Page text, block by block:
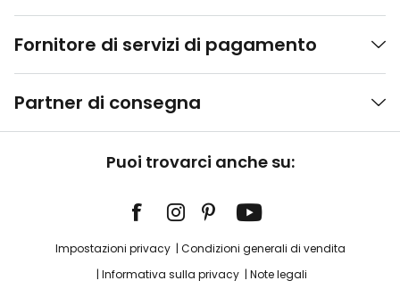
Fornitore di servizi di pagamento
Partner di consegna
Puoi trovarci anche su:
Impostazioni privacy
Condizioni generali di vendita
Informativa sulla privacy
Note legali